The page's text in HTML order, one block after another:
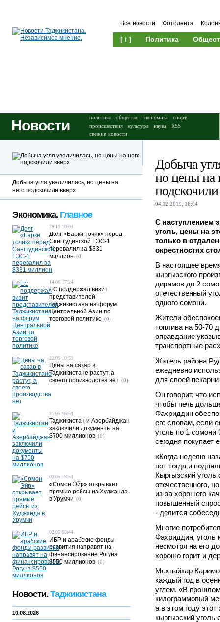
Все новости Фотолента
[ i ] Политика
Новости политика общество экономика
спорт
происшествия
культура наука
RSS
свежие новости
Добыча
но цены на
04.12.2019, 16:04
С наступлением
уголь, цены на
только в
окрестностях
В настоящее
кыргызского
дирамов до 2
отечественный
одного сомони.
Жители
топлива на 50-70
оправдание
транспортные
Житель района
ежедневно
для своей
Он говорит, что
чтобы печь
Фахриддин
его словам, если
уголь по 1 сомони
сегодня покупает
«Когда неделю
вот тогда и
Кыргызский уголь
отечественного,
из-за хорошего
повышенный
- делится
Многие
Фахриддин, уголь
несмотря на его
хорошо горит и
Мохпайкар
каждый год в
углем. «В
килограммовый
а в этом году
кыргызский
Добыча угля увеличилась, но цены на
него подскочили вверх
Экономика. Главное
28.10 10:03
Долг «Барки точик» перед
Сангтудинской ГЭС-1
перевалил за $331
миллион (0)
14.06 17:24
ЕС поддержал визит
представителей
Таджикистана на форум
Центральной Азии по
торговой политике (0)
22.05 10:59
Цены на сахар в
Таджикистане растут, а
своего производства нет (0)
21.05 16:54
Таджикистан и Азербайджан
заключили документы на
$700 миллионов (0)
02.05 16:54
«Сомон Эйр» открывает
прямые рейсы из Худжанда
в Урумчи (0)
02.05 08:44
ИБР и арабские фонды
развития направят на
финансирование Рогуна
$550 миллионов (0)
Новости. Таджикистана
10.08.2026